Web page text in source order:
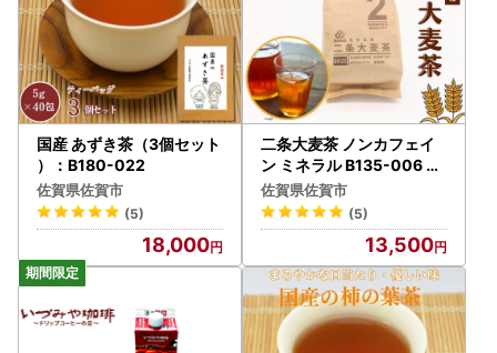
国産 あずき茶（3個セット
）：B180-022
佐賀県佐賀市
(5)
18,000
二条大麦茶 ノンカフェイ
ン ミネラル B135-006 麦
茶
佐賀県佐賀市
(5)
13,500